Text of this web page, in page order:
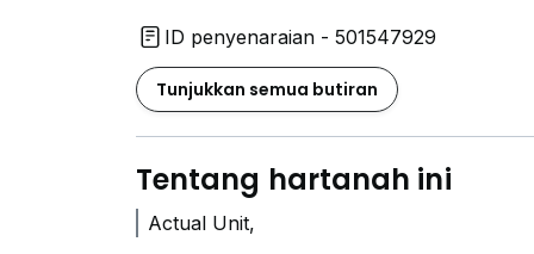
ID penyenaraian - 501547929
Tunjukkan semua butiran
Tentang hartanah ini
Actual Unit,